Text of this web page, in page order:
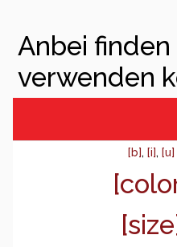
Anbei finden
verwenden
[b], [i], [u]